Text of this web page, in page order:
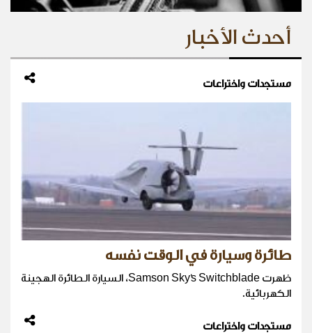
أحدث الأخبار
مستجدات واختراعات
طائرة وسيارة في الوقت نفسه
ظهرت Samson Sky's Switchblade، السيارة الطائرة الهجينة
الكهربائية.
مستجدات واختراعات